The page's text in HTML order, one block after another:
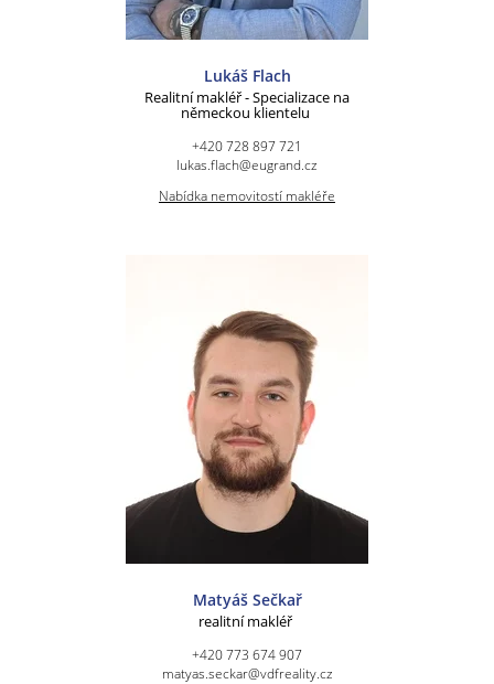
Lukáš Flach
Realitní makléř - Specializace na
německou klientelu
+420 728 897 721
lukas.flach@eugrand.cz
Nabídka nemovitostí makléře
Matyáš Sečkař
realitní makléř
+420 773 674 907
matyas.seckar@vdfreality.cz